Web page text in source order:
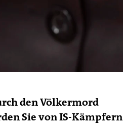
den Völkermord
Sie von IS-Kämpfern